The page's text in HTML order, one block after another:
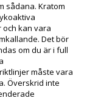
sådana. Kratom
kan vara
Det bör
om du är i full
måste vara
Överskrid inte